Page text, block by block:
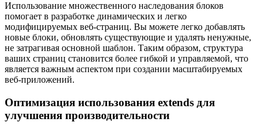
Использование множественного наследования блоков
помогает в разработке динамических и легко
модифицируемых веб-страниц. Вы можете легко добавлять
новые блоки, обновлять существующие и удалять ненужные,
не затрагивая основной шаблон. Таким образом, структура
ваших страниц становится более гибкой и управляемой, что
является важным аспектом при создании масштабируемых
веб-приложений.
Оптимизация использования extends для
улучшения производительности